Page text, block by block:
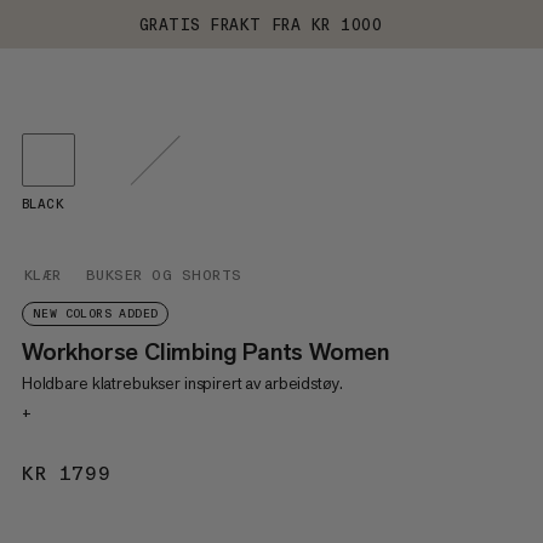
GRATIS FRAKT FRA KR 1000
KLÆR BUKSER OG SHORTS
NEW COLORS ADDED
Workhorse Climbing Pants Women
Holdbare klatrebukser inspirert av arbeidstøy.
+
KR 1799
BLACK